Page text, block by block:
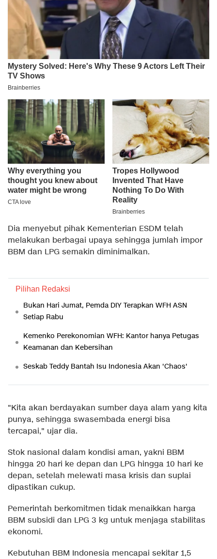
Dia menyebut pihak Kementerian ESDM telah
melakukan berbagai upaya sehingga jumlah impor
BBM dan LPG semakin diminimalkan.
Pilihan Redaksi
Bukan Hari Jumat, Pemda DIY Terapkan WFH ASN
Setiap Rabu
Kemenko Perekonomian WFH: Kantor hanya Petugas
Keamanan dan Kebersihan
Seskab Teddy Bantah Isu Indonesia Akan 'Chaos'
"Kita akan berdayakan sumber daya alam yang kita
punya, sehingga swasembada energi bisa
tercapai," ujar dia.
Stok nasional dalam kondisi aman, yakni BBM
hingga 20 hari ke depan dan LPG hingga 10 hari ke
depan, setelah melewati masa krisis dan suplai
dipastikan cukup.
Pemerintah berkomitmen tidak menaikkan harga
BBM subsidi dan LPG 3 kg untuk menjaga stabilitas
ekonomi.
Kebutuhan BBM Indonesia mencapai sekitar 1,5